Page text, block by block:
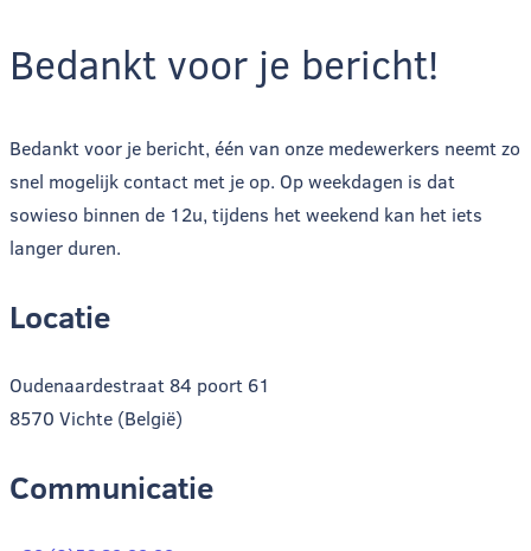
Bedankt voor je bericht!
Bedankt voor je bericht, één van onze medewerkers neemt zo
snel mogelijk contact met je op. Op weekdagen is dat
sowieso binnen de 12u, tijdens het weekend kan het iets
langer duren.
Locatie
Oudenaardestraat 84 poort 61
8570 Vichte (België)
Communicatie